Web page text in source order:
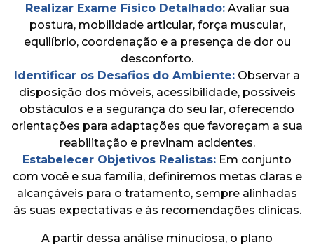
Realizar Exame Físico Detalhado:Avaliar sua
postura, mobilidade articular, força muscular,
equilíbrio, coordenação e a presença de dor ou
desconforto.
Identificar os Desafios do Ambiente: Observar a
disposição dos móveis, acessibilidade, possíveis
obstáculos e a segurança do seu lar, oferecendo
orientações para adaptações que favoreçam a sua
reabilitação e previnam acidentes.
Estabelecer Objetivos Realistas: Em conjunto
com você e sua família, definiremos metas claras e
alcançáveis para o tratamento, sempre alinhadas
às suas expectativas e às recomendações clínicas.
A partir dessa análise minuciosa, o plano